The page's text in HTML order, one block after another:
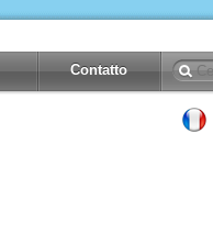
Contatto